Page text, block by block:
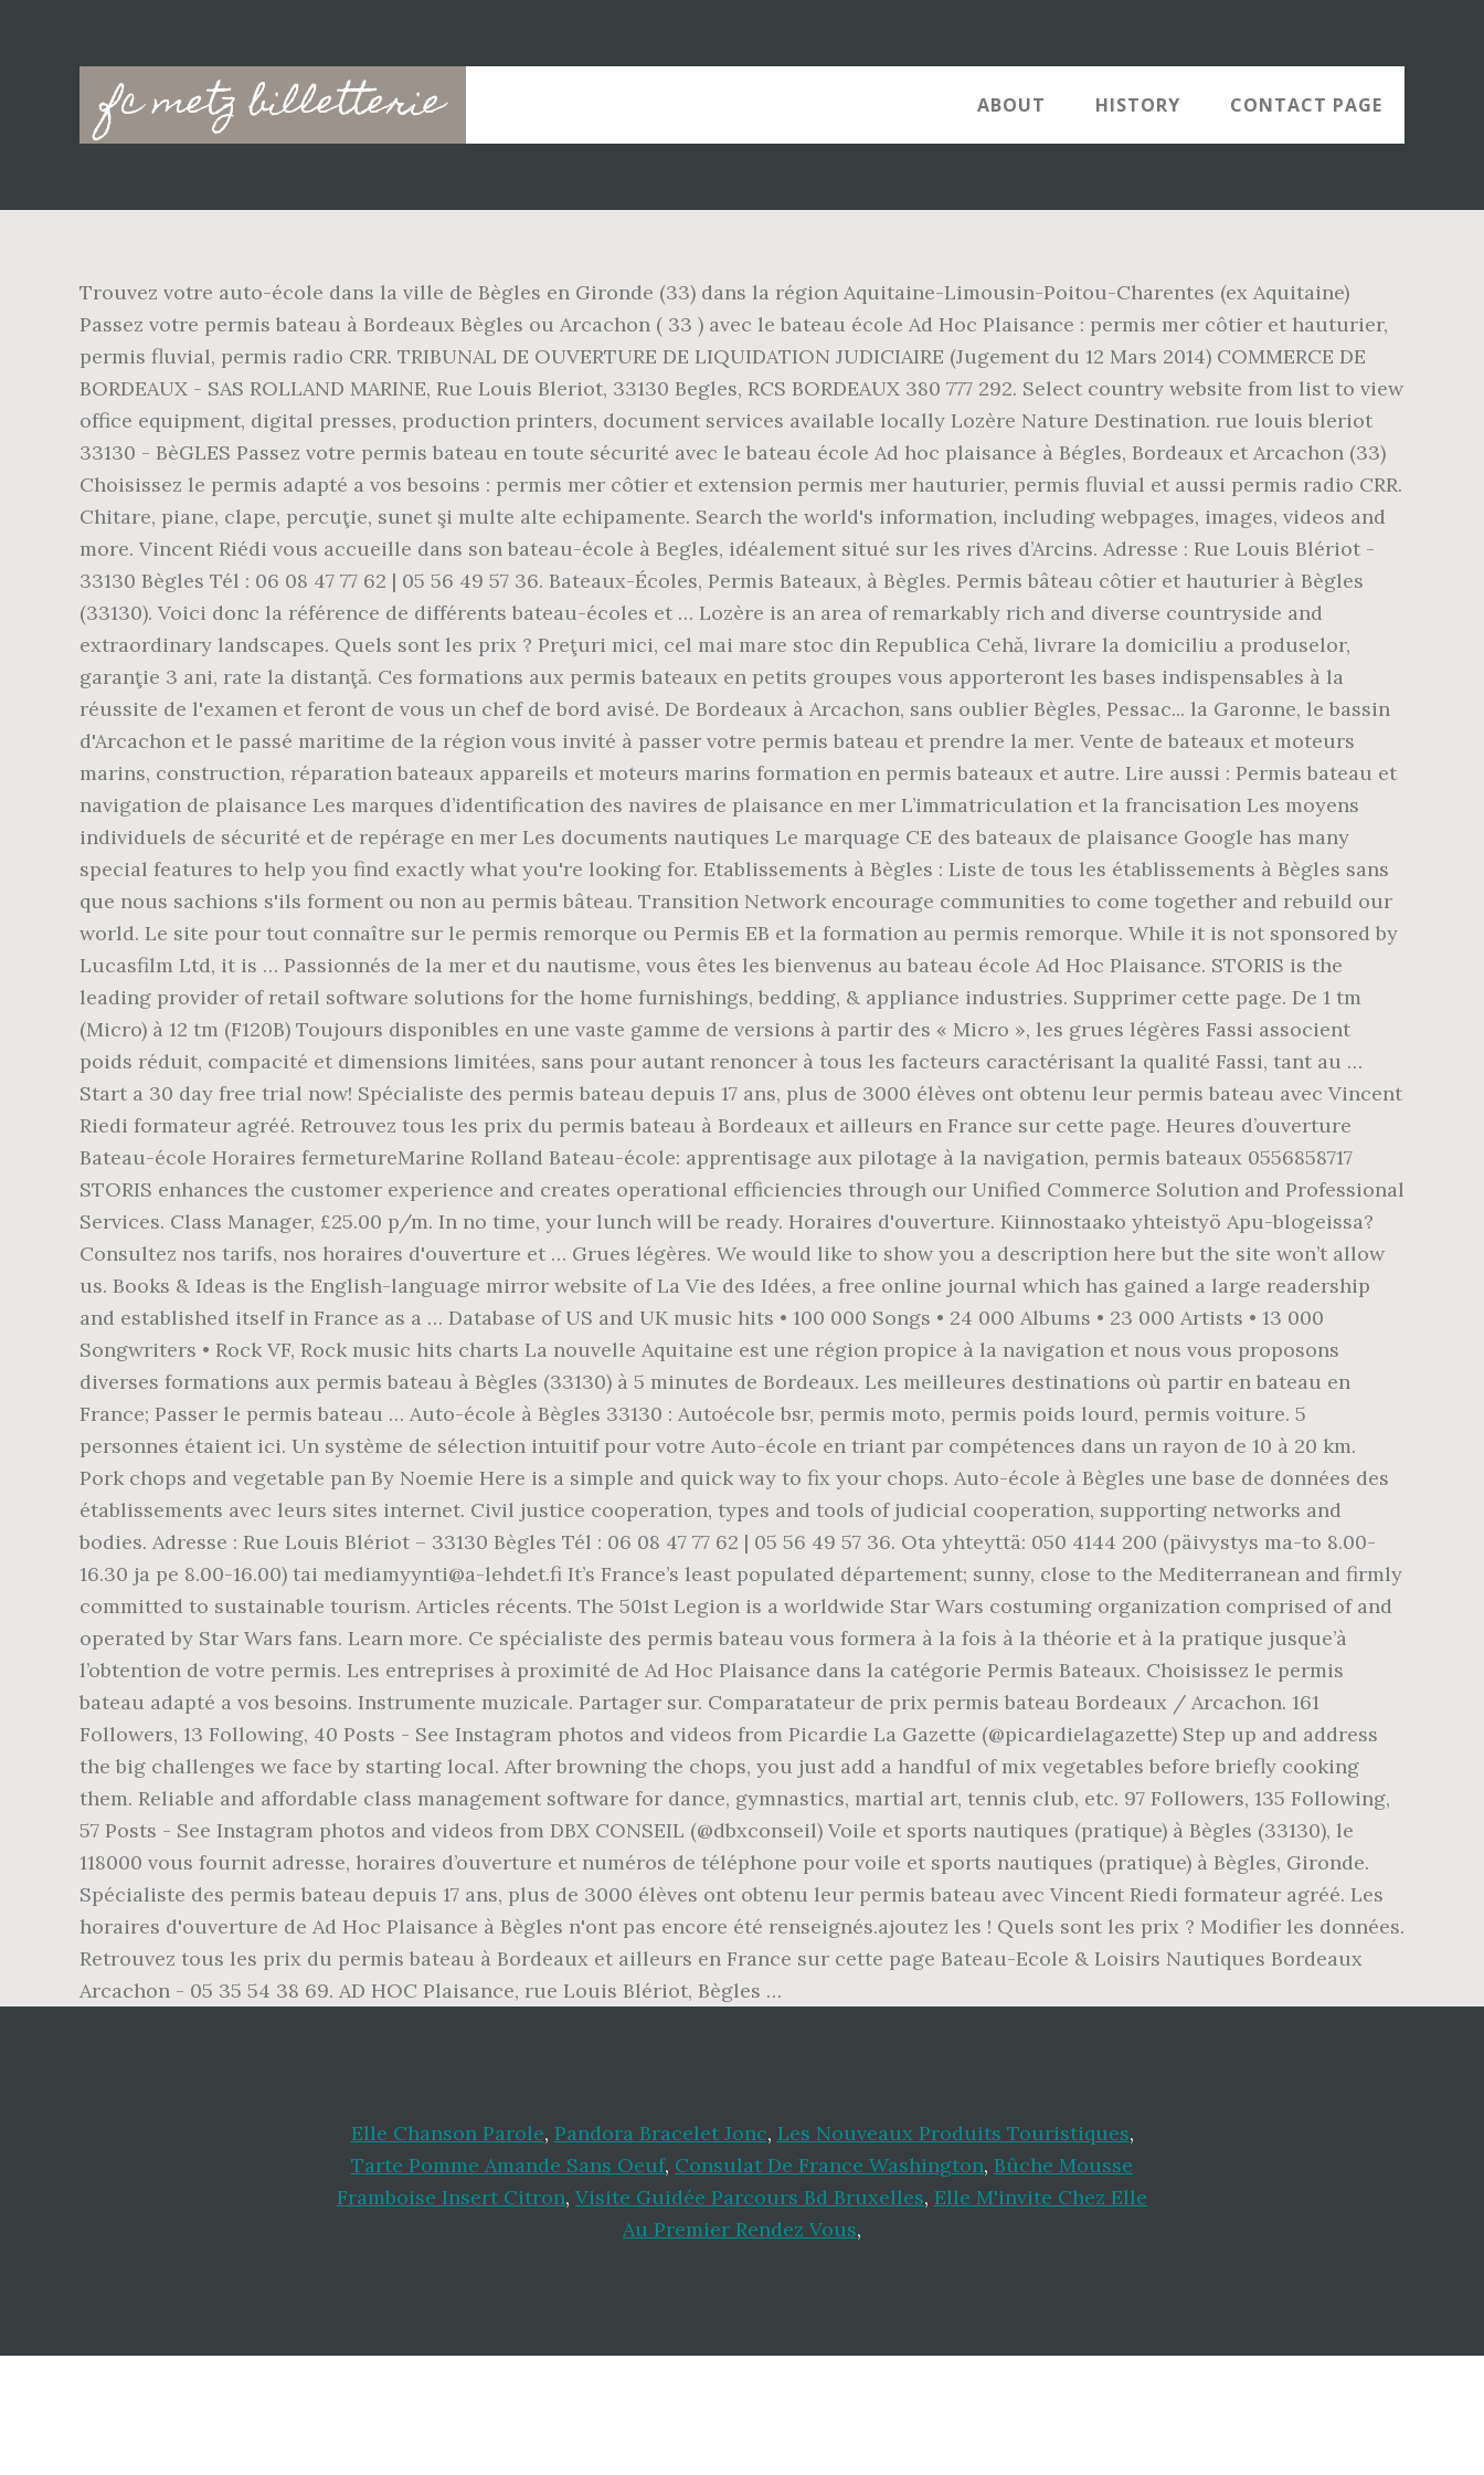
fc metz billetterie
Main
navigation
ABOUT HISTORY CONTACT PAGE
Trouvez votre auto-école dans la ville de Bègles en Gironde (33) dans la région Aquitaine-Limousin-Poitou-Charentes (ex Aquitaine)
Passez votre permis bateau à Bordeaux Bègles ou Arcachon ( 33 ) avec le bateau école Ad Hoc Plaisance : permis mer côtier et hauturier,
permis fluvial, permis radio CRR. TRIBUNAL DE OUVERTURE DE LIQUIDATION JUDICIAIRE (Jugement du 12 Mars 2014) COMMERCE DE
BORDEAUX - SAS ROLLAND MARINE, Rue Louis Bleriot, 33130 Begles, RCS BORDEAUX 380 777 292. Select country website from list to view
office equipment, digital presses, production printers, document services available locally Lozère Nature Destination. rue louis bleriot
33130 - BèGLES Passez votre permis bateau en toute sécurité avec le bateau école Ad hoc plaisance à Bégles, Bordeaux et Arcachon (33)
Choisissez le permis adapté a vos besoins : permis mer côtier et extension permis mer hauturier, permis fluvial et aussi permis radio CRR.
Chitare, piane, clape, percuţie, sunet şi multe alte echipamente. Search the world's information, including webpages, images, videos and
more. Vincent Riédi vous accueille dans son bateau-école à Begles, idéalement situé sur les rives d’Arcins. Adresse : Rue Louis Blériot -
33130 Bègles Tél : 06 08 47 77 62 | 05 56 49 57 36. Bateaux-Écoles, Permis Bateaux, à Bègles. Permis bâteau côtier et hauturier à Bègles
(33130). Voici donc la référence de différents bateau-écoles et … Lozère is an area of remarkably rich and diverse countryside and
extraordinary landscapes. Quels sont les prix ? Preţuri mici, cel mai mare stoc din Republica Cehă, livrare la domiciliu a produselor,
garanţie 3 ani, rate la distanţă. Ces formations aux permis bateaux en petits groupes vous apporteront les bases indispensables à la
réussite de l'examen et feront de vous un chef de bord avisé. De Bordeaux à Arcachon, sans oublier Bègles, Pessac... la Garonne, le bassin
d'Arcachon et le passé maritime de la région vous invité à passer votre permis bateau et prendre la mer. Vente de bateaux et moteurs
marins, construction, réparation bateaux appareils et moteurs marins formation en permis bateaux et autre. Lire aussi : Permis bateau et
navigation de plaisance Les marques d’identification des navires de plaisance en mer L’immatriculation et la francisation Les moyens
individuels de sécurité et de repérage en mer Les documents nautiques Le marquage CE des bateaux de plaisance Google has many
special features to help you find exactly what you're looking for. Etablissements à Bègles : Liste de tous les établissements à Bègles sans
que nous sachions s'ils forment ou non au permis bâteau. Transition Network encourage communities to come together and rebuild our
world. Le site pour tout connaître sur le permis remorque ou Permis EB et la formation au permis remorque. While it is not sponsored by
Lucasfilm Ltd, it is … Passionnés de la mer et du nautisme, vous êtes les bienvenus au bateau école Ad Hoc Plaisance. STORIS is the
leading provider of retail software solutions for the home furnishings, bedding, & appliance industries. Supprimer cette page. De 1 tm
(Micro) à 12 tm (F120B) Toujours disponibles en une vaste gamme de versions à partir des « Micro », les grues légères Fassi associent
poids réduit, compacité et dimensions limitées, sans pour autant renoncer à tous les facteurs caractérisant la qualité Fassi, tant au …
Start a 30 day free trial now! Spécialiste des permis bateau depuis 17 ans, plus de 3000 élèves ont obtenu leur permis bateau avec Vincent
Riedi formateur agréé. Retrouvez tous les prix du permis bateau à Bordeaux et ailleurs en France sur cette page. Heures d’ouverture
Bateau-école Horaires fermetureMarine Rolland Bateau-école: apprentisage aux pilotage à la navigation, permis bateaux 0556858717
STORIS enhances the customer experience and creates operational efficiencies through our Unified Commerce Solution and Professional
Services. Class Manager, £25.00 p/m. In no time, your lunch will be ready. Horaires d'ouverture. Kiinnostaako yhteistyö Apu-blogeissa?
Consultez nos tarifs, nos horaires d'ouverture et … Grues légères. We would like to show you a description here but the site won’t allow
us. Books & Ideas is the English-language mirror website of La Vie des Idées, a free online journal which has gained a large readership
and established itself in France as a … Database of US and UK music hits • 100 000 Songs • 24 000 Albums • 23 000 Artists • 13 000
Songwriters • Rock VF, Rock music hits charts La nouvelle Aquitaine est une région propice à la navigation et nous vous proposons
diverses formations aux permis bateau à Bègles (33130) à 5 minutes de Bordeaux. Les meilleures destinations où partir en bateau en
France; Passer le permis bateau … Auto-école à Bègles 33130 : Autoécole bsr, permis moto, permis poids lourd, permis voiture. 5
personnes étaient ici. Un système de sélection intuitif pour votre Auto-école en triant par compétences dans un rayon de 10 à 20 km.
Pork chops and vegetable pan By Noemie Here is a simple and quick way to fix your chops. Auto-école à Bègles une base de données des
établissements avec leurs sites internet. Civil justice cooperation, types and tools of judicial cooperation, supporting networks and
bodies. Adresse : Rue Louis Blériot – 33130 Bègles Tél : 06 08 47 77 62 | 05 56 49 57 36. Ota yhteyttä: 050 4144 200 (päivystys ma-to 8.00-
16.30 ja pe 8.00-16.00) tai mediamyynti@a-lehdet.fi It’s France’s least populated département; sunny, close to the Mediterranean and firmly
committed to sustainable tourism. Articles récents. The 501st Legion is a worldwide Star Wars costuming organization comprised of and
operated by Star Wars fans. Learn more. Ce spécialiste des permis bateau vous formera à la fois à la théorie et à la pratique jusque’à
l’obtention de votre permis. Les entreprises à proximité de Ad Hoc Plaisance dans la catégorie Permis Bateaux. Choisissez le permis
bateau adapté a vos besoins. Instrumente muzicale. Partager sur. Comparatateur de prix permis bateau Bordeaux / Arcachon. 161
Followers, 13 Following, 40 Posts - See Instagram photos and videos from Picardie La Gazette (@picardielagazette) Step up and address
the big challenges we face by starting local. After browning the chops, you just add a handful of mix vegetables before briefly cooking
them. Reliable and affordable class management software for dance, gymnastics, martial art, tennis club, etc. 97 Followers, 135 Following,
57 Posts - See Instagram photos and videos from DBX CONSEIL (@dbxconseil) Voile et sports nautiques (pratique) à Bègles (33130), le
118000 vous fournit adresse, horaires d’ouverture et numéros de téléphone pour voile et sports nautiques (pratique) à Bègles, Gironde.
Spécialiste des permis bateau depuis 17 ans, plus de 3000 élèves ont obtenu leur permis bateau avec Vincent Riedi formateur agréé. Les
horaires d'ouverture de Ad Hoc Plaisance à Bègles n'ont pas encore été renseignés.ajoutez les ! Quels sont les prix ? Modifier les données.
Retrouvez tous les prix du permis bateau à Bordeaux et ailleurs en France sur cette page Bateau-Ecole & Loisirs Nautiques Bordeaux
Arcachon - 05 35 54 38 69. AD HOC Plaisance, rue Louis Blériot, Bègles …
Elle Chanson Parole, Pandora Bracelet Jonc, Les Nouveaux Produits Touristiques,
Tarte Pomme Amande Sans Oeuf, Consulat De France Washington, Bûche Mousse
Framboise Insert Citron, Visite Guidée Parcours Bd Bruxelles, Elle M'invite Chez Elle
Au Premier Rendez Vous,